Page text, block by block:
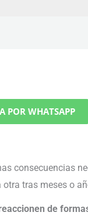
POR WHATSAPP
consecuencias
tras meses o
de